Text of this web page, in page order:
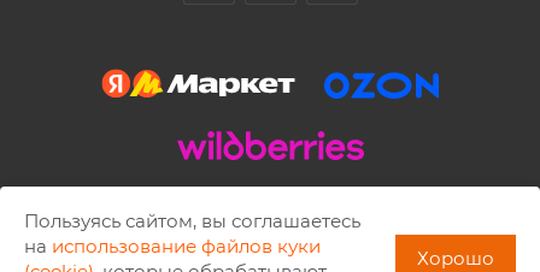
2002 - 2026 © SMART-CARD.RU Все права защищены.
Копирование материалов разрешено только с письменного
разрешения ISBC.
Пользуясь сайтом, вы соглашаетесь
на использование файлов куки
Хорошо